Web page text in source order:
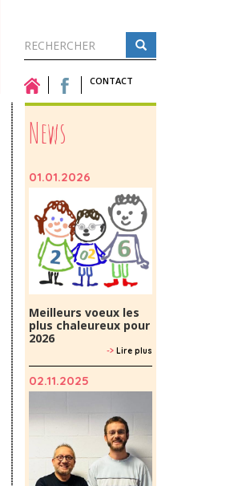
Formulaire
de
recherche
Rechercher CONTACT
News
01.01.2026
Meilleurs voeux les
plus chaleureux pour
2026
-> Lire plus
02.11.2025